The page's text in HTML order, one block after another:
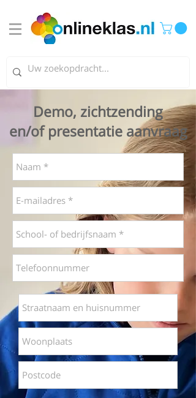
Demo, zichtzending
en/of presentatie aanvraag